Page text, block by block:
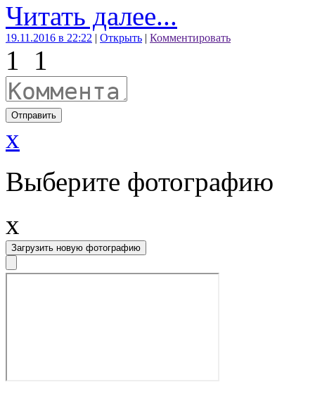
Читать далее...
19.11.2016 в 22:22 | Открыть | Комментировать
1 1
Отправить
x
Выберите фотографию
x
Загрузить новую фотографию